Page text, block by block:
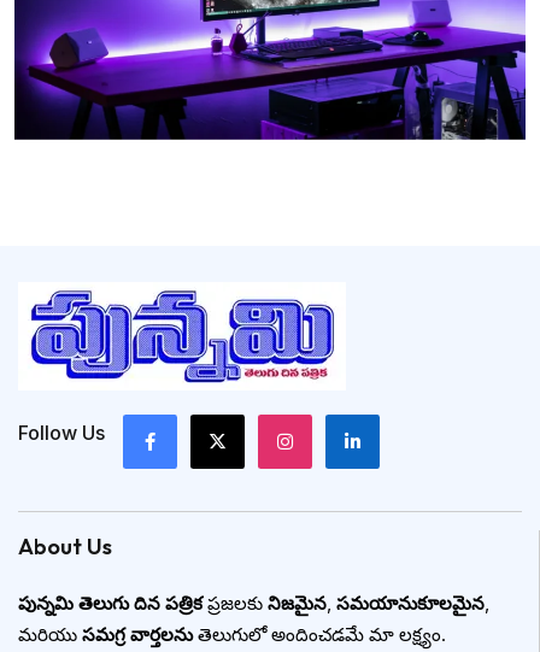
Follow Us
About Us
పున్నమి తెలుగు దిన పత్రికప్రజలకు నిజమైన, సమయానుకూలమైన,
మరియు సమగ్ర వార్తలనుతెలుగులో అందించడమే మా లక్ష్యం.